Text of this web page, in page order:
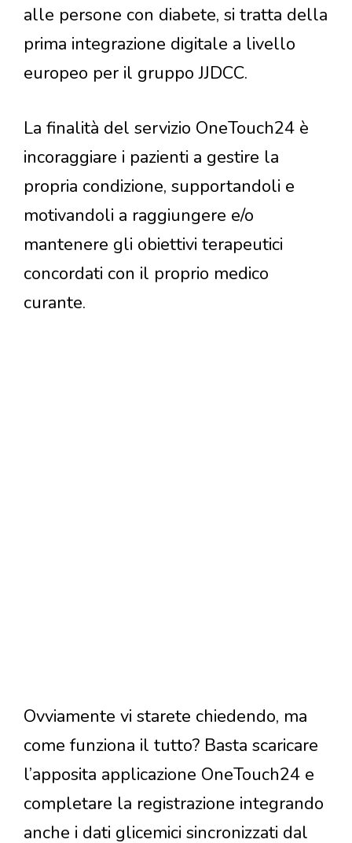
alle persone con diabete, si tratta della
prima integrazione digitale a livello
europeo per il gruppo JJDCC.
La finalità del servizio OneTouch24 è
incoraggiare i pazienti a gestire la
propria condizione, supportandoli e
motivandoli a raggiungere e/o
mantenere gli obiettivi terapeutici
concordati con il proprio medico
curante.
Ovviamente vi starete chiedendo, ma
come funziona il tutto? Basta scaricare
l’apposita applicazione OneTouch24 e
completare la registrazione integrando
anche i dati glicemici sincronizzati dal